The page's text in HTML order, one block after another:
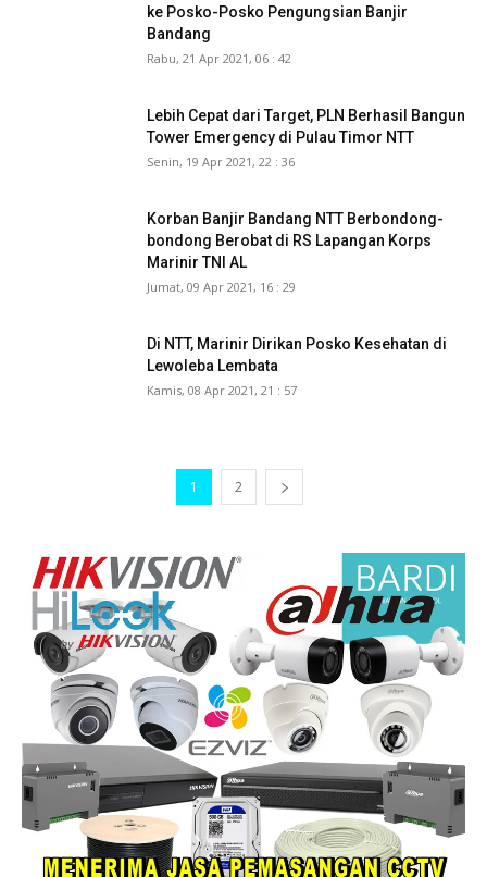
ke Posko-Posko Pengungsian Banjir
Bandang
Rabu, 21 Apr 2021, 06 : 42
Lebih Cepat dari Target, PLN Berhasil Bangun
Tower Emergency di Pulau Timor NTT
Senin, 19 Apr 2021, 22 : 36
Korban Banjir Bandang NTT Berbondong-
bondong Berobat di RS Lapangan Korps
Marinir TNI AL
Jumat, 09 Apr 2021, 16 : 29
Di NTT, Marinir Dirikan Posko Kesehatan di
Lewoleba Lembata
Kamis, 08 Apr 2021, 21 : 57
1 2